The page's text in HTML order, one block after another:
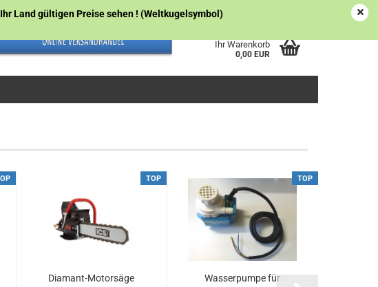
Österreich Kundenlogin
Ihr Warenkorb
0,00 EUR
Land gültigen Preise sehen ! (Weltkugelsymbol)
TOP
Diamant-Motorsäge
TOP
Wasserpumpe für